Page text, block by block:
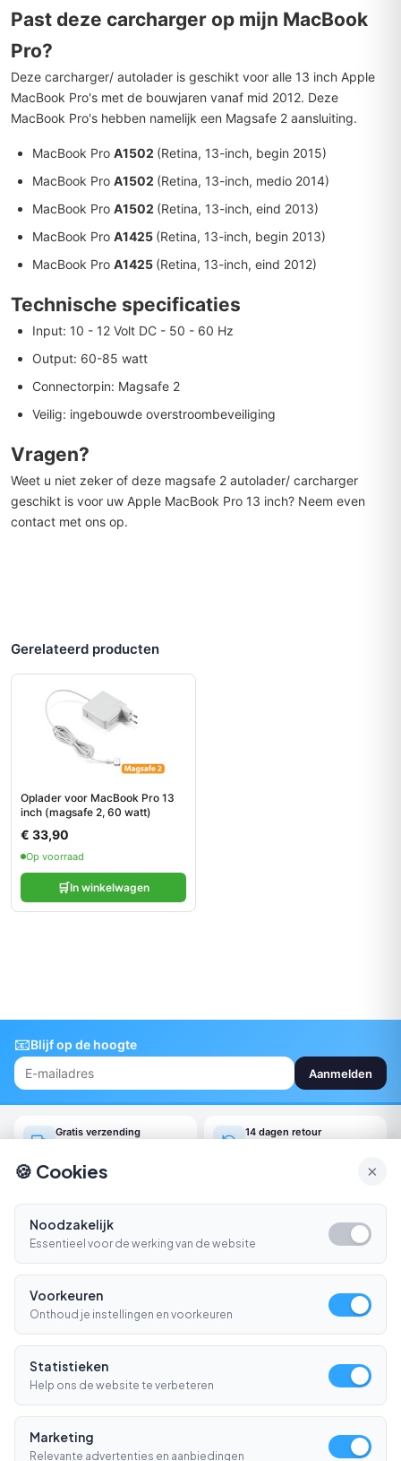
Past deze carcharger op mijn MacBook
Pro?
Deze carcharger/ autolader is geschikt voor alle 13 inch Apple
MacBook Pro's met de bouwjaren vanaf mid 2012. Deze
MacBook Pro's hebben namelijk een Magsafe 2 aansluiting.
MacBook Pro A1502 (Retina, 13-inch, begin 2015)
MacBook Pro A1502 (Retina, 13-inch, medio 2014)
MacBook Pro A1502 (Retina, 13-inch, eind 2013)
MacBook Pro A1425 (Retina, 13-inch, begin 2013)
MacBook Pro A1425 (Retina, 13-inch, eind 2012)
Technische specificaties
Input: 10 - 12 Volt DC - 50 - 60 Hz
Output: 60-85 watt
Connectorpin: Magsafe 2
Veilig: ingebouwde overstroombeveiliging
Vragen?
Weet u niet zeker of deze magsafe 2 autolader/ carcharger
geschikt is voor uw Apple MacBook Pro 13 inch? Neem even
contact met ons op.
Gerelateerd producten
Oplader voor MacBook Pro 13
inch (magsafe 2, 60 watt)
€ 33,90
Op voorraad
🛒In winkelwagen
📧Blijf op de hoogte
Aanmelden
Gratis verzending 14 dagen retour
Bellen E-mail
Klantenservice
Winkelen ▼
Informatie
Contact ▼
BETAALMETHODES
🍪 Cookies ×
Noodzakelijk
Essentieel voor de werking van de website
Voorkeuren
Onthoud je instellingen en voorkeuren
Statistieken
Help ons de website te verbeteren
Marketing
Relevante advertenties en aanbiedingen